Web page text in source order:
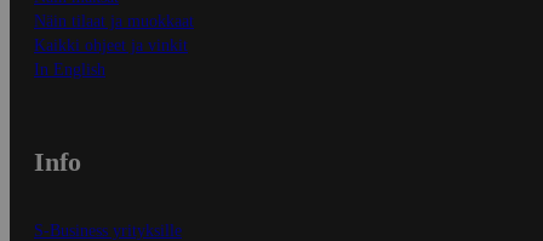
Näin tilaat ja muokkaat
Kaikki ohjeet ja vinkit
In English
Info
S-Business yrityksille